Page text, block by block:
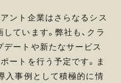
ント企業はさらなるシス
ています。弊社も、クラ
ートや新たなサービス
ートを行う予定です。ま
入事例として積極的に情